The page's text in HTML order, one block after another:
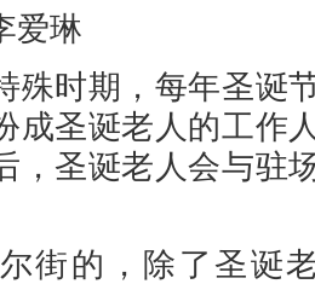
琳
时期，每年圣诞
成圣诞老人的工作
，圣诞老人会与驻
的，除了圣诞老